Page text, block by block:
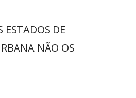
ESTADOS DE
NÃO OS